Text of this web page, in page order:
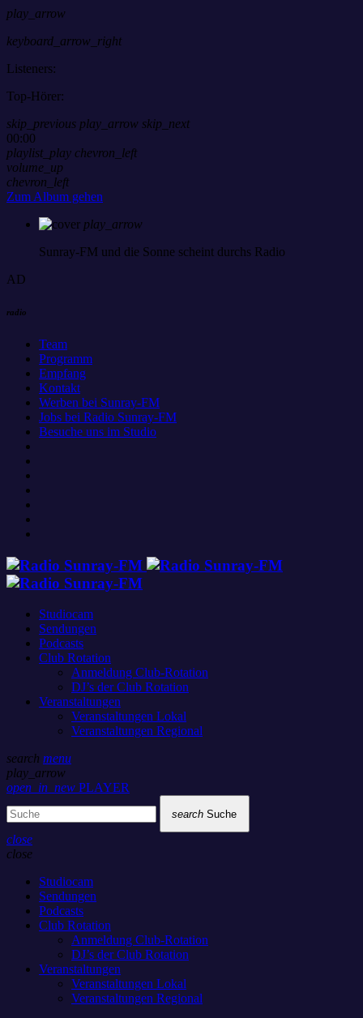
play_arrow
keyboard_arrow_right
Listeners:
Top-Hörer:
skip_previous play_arrow skip_next
00:00
playlist_play chevron_left
volume_up
chevron_left
Zum Album gehen
play_arrow
Sunray-FM und die Sonne scheint durchs Radio
AD
radio
Team
Programm
Empfang
Kontakt
Werben bei Sunray-FM
Jobs bei Radio Sunray-FM
Besuche uns im Studio
Studiocam
Sendungen
Podcasts
Club Rotation
Anmeldung Club-Rotation
DJ’s der Club Rotation
Veranstaltungen
Veranstaltungen Lokal
Veranstaltungen Regional
search menu
play_arrow
open_in_new PLAYER
search Suche
close
close
Studiocam
Sendungen
Podcasts
Club Rotation
Anmeldung Club-Rotation
DJ’s der Club Rotation
Veranstaltungen
Veranstaltungen Lokal
Veranstaltungen Regional